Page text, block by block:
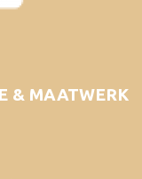
& MAATWERK